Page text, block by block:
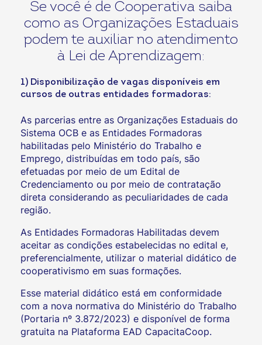
Se você é de Cooperativa saiba
como as Organizações Estaduais
podem te auxiliar no atendimento
à Lei de Aprendizagem:
1) Disponibilização de vagas disponíveis em
cursos de outras entidades formadoras:
As parcerias entre as Organizações Estaduais do
Sistema OCB e as Entidades Formadoras
habilitadas pelo Ministério do Trabalho e
Emprego, distribuídas em todo país, são
efetuadas por meio de um Edital de
Credenciamento ou por meio de contratação
direta considerando as peculiaridades de cada
região.
As Entidades Formadoras Habilitadas devem
aceitar as condições estabelecidas no edital e,
preferencialmente, utilizar o material didático de
cooperativismo em suas formações.
Esse material didático está em conformidade
com a nova normativa do Ministério do Trabalho
(Portaria nº 3.872/2023) e disponível de forma
gratuita na Plataforma EAD CapacitaCoop.